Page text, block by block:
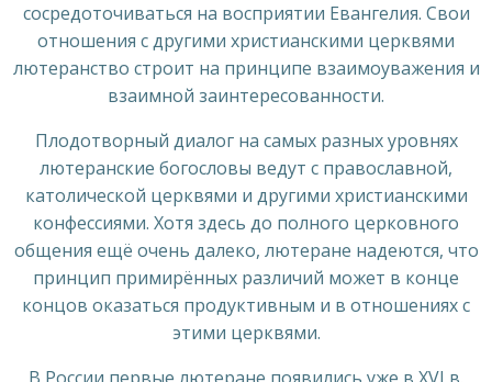
сосредоточиваться на восприятии Евангелия. Свои
отношения с другими христианскими церквями
лютеранство строит на принципе взаимоуважения и
взаимной заинтересованности.
Плодотворный диалог на самых разных уровнях
лютеранские богословы ведут с православной,
католической церквями и другими христианскими
конфессиями. Хотя здесь до полного церковного
общения ещё очень далеко, лютеране надеются, что
принцип примирённых различий может в конце
концов оказаться продуктивным и в отношениях с
этими церквями.